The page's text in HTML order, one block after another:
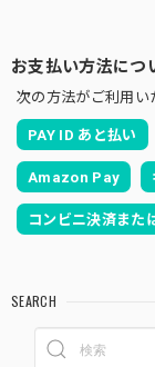
お支払い方法につ
次の方法がご利用い
PAY ID あと払い
Amazon Pay
コンビニ決済ま
SEARCH